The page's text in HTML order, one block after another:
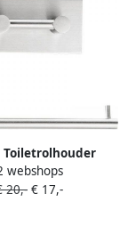
Toiletrolhouder
Zelfklevend
RVS
webshops
20,- € 17,-